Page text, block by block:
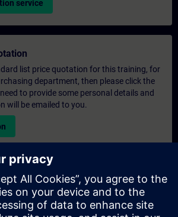
service
list price quotation for this training, for
department, then please click the
to provide some personal details and
will be emailed to you.
Enquiry
enquiry form below if you require a
training course either on-site, virtually
centre. This type of request would be